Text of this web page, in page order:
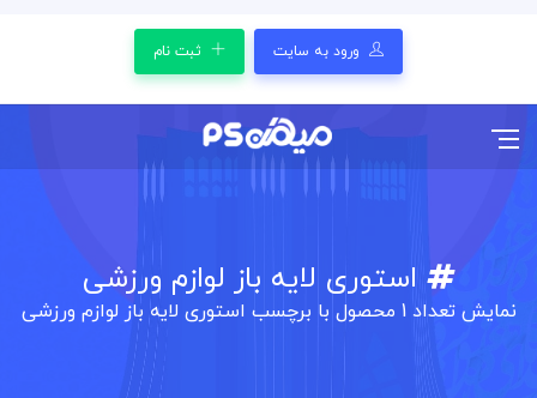
ورود به سایت ثبت نام
استوری لایه باز لوازم ورزشی
نمایش تعداد1 محصول با برچسب استوری لایه باز لوازم ورزشی